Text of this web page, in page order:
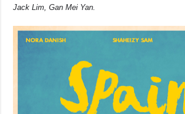
Jack Lim, Gan Mei Yan.